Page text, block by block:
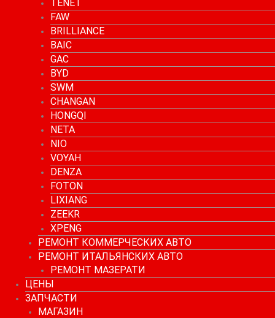
TENET
FAW
BRILLIANCE
BAIC
GAC
BYD
SWM
CHANGAN
HONGQI
NETA
NIO
VOYAH
DENZA
FOTON
LIXIANG
ZEEKR
XPENG
РЕМОНТ КОММЕРЧЕСКИХ АВТО
РЕМОНТ ИТАЛЬЯНСКИХ АВТО
РЕМОНТ МАЗЕРАТИ
ЦЕНЫ
ЗАПЧАСТИ
МАГАЗИН